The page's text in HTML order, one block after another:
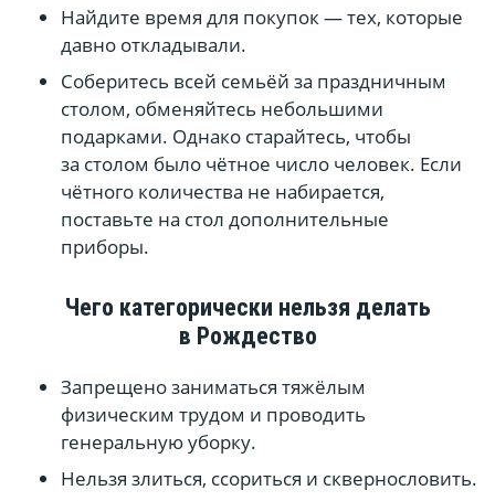
Найдите время для покупок — тех, которые
давно откладывали.
Соберитесь всей семьёй за праздничным
столом, обменяйтесь небольшими
подарками. Однако старайтесь, чтобы
за столом было чётное число человек. Если
чётного количества не набирается,
поставьте на стол дополнительные
приборы.
Чего категорически нельзя делать
в Рождество
Запрещено заниматься тяжёлым
физическим трудом и проводить
генеральную уборку.
Нельзя злиться, ссориться и сквернословить.